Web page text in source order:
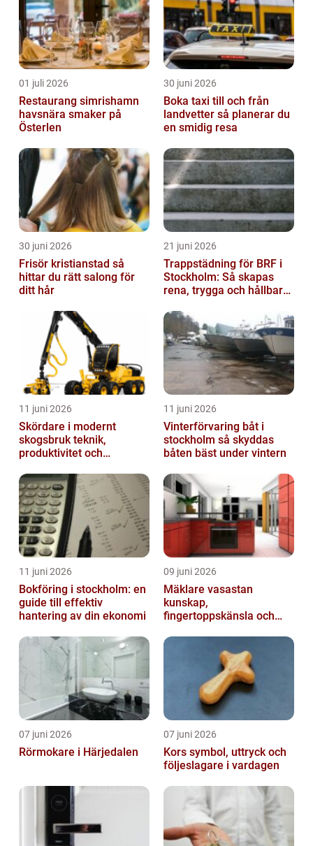
01 juli 2026
Restaurang simrishamn
havsnära smaker på
Österlen
30 juni 2026
Boka taxi till och från
landvetter så planerar du
en smidig resa
30 juni 2026
Frisör kristianstad så
hittar du rätt salong för
ditt hår
21 juni 2026
Trappstädning för BRF i
Stockholm: Så skapas
rena, trygga och hållbara
11 juni 2026
Skördare i modernt
skogsbruk teknik,
produktivitet och
11 juni 2026
Vinterförvaring båt i
stockholm så skyddas
båten bäst under vintern
11 juni 2026
Bokföring i stockholm: en
guide till effektiv
hantering av din ekonomi
09 juni 2026
Mäklare vasastan
kunskap,
fingertoppskänsla och
07 juni 2026
Rörmokare i Härjedalen
07 juni 2026
Kors symbol, uttryck och
följeslagare i vardagen